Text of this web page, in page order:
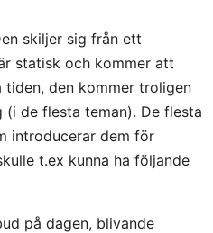
skiljer sig från ett
statisk och kommer att
tiden, den kommer troligen
de flesta teman). De flesta
introducerar dem för
t.ex kunna ha följande
på dagen, blivande